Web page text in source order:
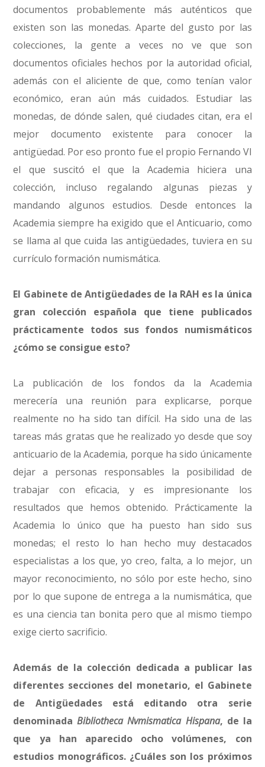
documentos probablemente más auténticos que
existen son las monedas. Aparte del gusto por las
colecciones, la gente a veces no ve que son
documentos oficiales hechos por la autoridad oficial,
además con el aliciente de que, como tenían valor
económico, eran aún más cuidados. Estudiar las
monedas, de dónde salen, qué ciudades citan, era el
mejor documento existente para conocer la
antigüedad. Por eso pronto fue el propio Fernando VI
el que suscitó el que la Academia hiciera una
colección, incluso regalando algunas piezas y
mandando algunos estudios. Desde entonces la
Academia siempre ha exigido que el Anticuario, como
se llama al que cuida las antigüedades, tuviera en su
currículo formación numismática.
El Gabinete de Antigüedades de la RAH es la única
gran colección española que tiene publicados
prácticamente todos sus fondos numismáticos
¿cómo se consigue esto?
La publicación de los fondos da la Academia
merecería una reunión para explicarse, porque
realmente no ha sido tan difícil. Ha sido una de las
tareas más gratas que he realizado yo desde que soy
anticuario de la Academia, porque ha sido únicamente
dejar a personas responsables la posibilidad de
trabajar con eficacia, y es impresionante los
resultados que hemos obtenido. Prácticamente la
Academia lo único que ha puesto han sido sus
monedas; el resto lo han hecho muy destacados
especialistas a los que, yo creo, falta, a lo mejor, un
mayor reconocimiento, no sólo por este hecho, sino
por lo que supone de entrega a la numismática, que
es una ciencia tan bonita pero que al mismo tiempo
exige cierto sacrificio.
Además de la colección dedicada a publicar las
diferentes secciones del monetario, el Gabinete
de Antigüedades está editando otra serie
denominadaBibliotheca Nvmismatica Hispana, de la
que ya han aparecido ocho volúmenes, con
estudios monográficos. ¿Cuáles son los próximos